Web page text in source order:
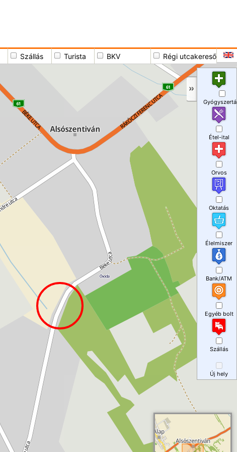
Szállás Turista BKV Régi utcakereső
Étel-ital
Orvos
Oktatás
Élelmiszer
Bank/ATM
Egyéb bolt
Szállás
Új hely